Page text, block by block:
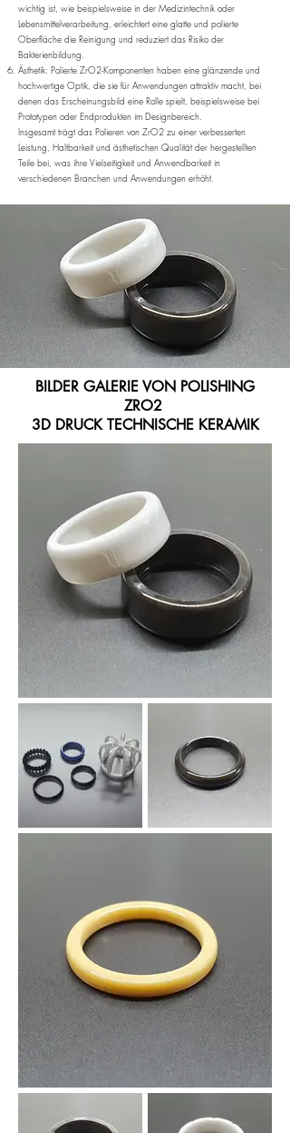
wichtig ist, wie beispielsweise in der Medizintechnik oder
Lebensmittelverarbeitung, erleichtert eine glatte und polierte
Oberfläche die Reinigung und reduziert das Risiko der
Bakterienbildung.
Ästhetik: Polierte ZrO2-Komponenten haben eine glänzende und
hochwertige Optik, die sie für Anwendungen attraktiv macht, bei
denen das Erscheinungsbild eine Rolle spielt, beispielsweise bei
Prototypen oder Endprodukten im Designbereich.
Insgesamt trägt das Polieren von ZrO2 zu einer verbesserten
Leistung, Haltbarkeit und ästhetischen Qualität der hergestellten
Teile bei, was ihre Vielseitigkeit und Anwendbarkeit in
verschiedenen Branchen und Anwendungen erhöht.
BILDER GALERIE VON POLISHING
ZRO2
3D DRUCK TECHNISCHE KERAMIK